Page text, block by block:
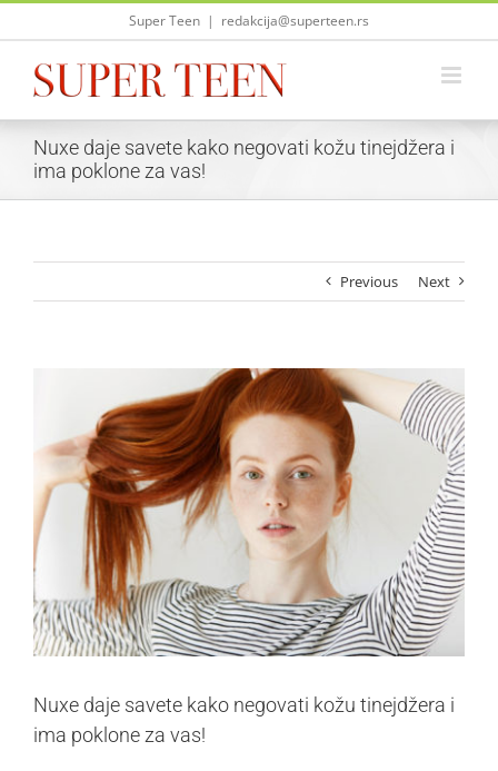
Skip
Super Teen | redakcija@superteen.rs
Nuxe daje savete kako negovati kožu tinejdžera i
ima poklone za vas!
Previous Next
Nuxe daje savete kako negovati kožu tinejdžera i
ima poklone za vas!